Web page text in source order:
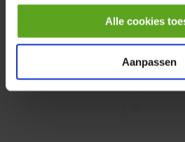
Alle cookies
Aanpassen
0,25KW
Artikelnummer:
Merknaam:
€ 32,50
incl. BTW